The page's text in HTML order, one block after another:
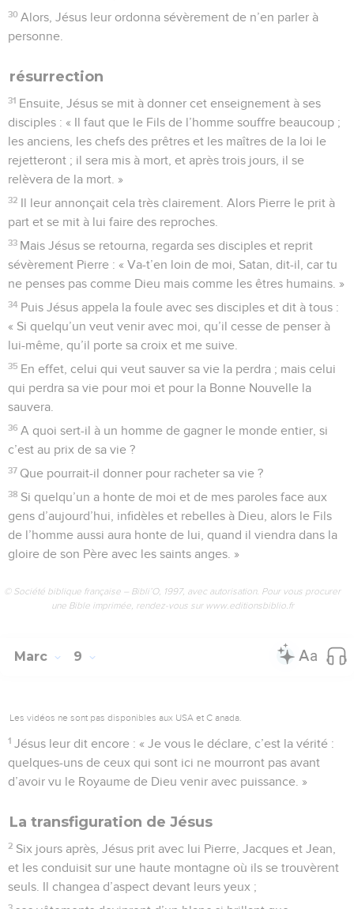
30 Alors, Jésus leur ordonna sévèrement de n’en parler à
personne.
résurrection
31 Ensuite, Jésus se mit à donner cet enseignement à ses
disciples : « Il faut que le Fils de l’homme souffre beaucoup ;
les anciens, les chefs des prêtres et les maîtres de la loi le
rejetteront ; il sera mis à mort, et après trois jours, il se
relèvera de la mort. »
32 Il leur annonçait cela très clairement. Alors Pierre le prit à
part et se mit à lui faire des reproches.
33 Mais Jésus se retourna, regarda ses disciples et reprit
sévèrement Pierre : « Va-t’en loin de moi, Satan, dit-il, car tu
ne penses pas comme Dieu mais comme les êtres humains. »
34 Puis Jésus appela la foule avec ses disciples et dit à tous :
« Si quelqu’un veut venir avec moi, qu’il cesse de penser à
lui-même, qu’il porte sa croix et me suive.
35 En effet, celui qui veut sauver sa vie la perdra ; mais celui
qui perdra sa vie pour moi et pour la Bonne Nouvelle la
sauvera.
36 A quoi sert-il à un homme de gagner le monde entier, si
c’est au prix de sa vie ?
37 Que pourrait-il donner pour racheter sa vie ?
38 Si quelqu’un a honte de moi et de mes paroles face aux
gens d’aujourd’hui, infidèles et rebelles à Dieu, alors le Fils
de l’homme aussi aura honte de lui, quand il viendra dans la
gloire de son Père avec les saints anges. »
© Société biblique française – Bibli’O, 1997, avec autorisation. Pour vous procurer
une Bible imprimée, rendez-vous sur www.editionsbiblio.fr
Marc 9
Les vidéos ne sont pas disponibles aux USA et C anada.
1 Jésus leur dit encore : « Je vous le déclare, c’est la vérité :
quelques-uns de ceux qui sont ici ne mourront pas avant
d’avoir vu le Royaume de Dieu venir avec puissance. »
La transfiguration de Jésus
2 Six jours après, Jésus prit avec lui Pierre, Jacques et Jean,
et les conduisit sur une haute montagne où ils se trouvèrent
seuls. Il changea d’aspect devant leurs yeux ;
3